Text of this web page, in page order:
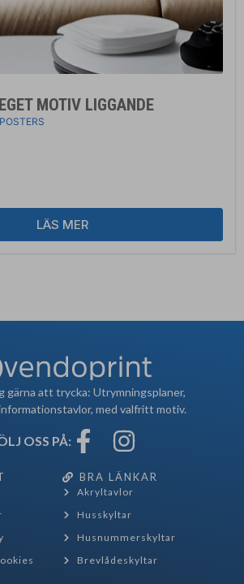
MOTIV LIGGANDE
LÄS MER
gärna att trycka: Utrymningsplaner,
med valfritt motiv.
OSS PÅ:
BRA LÄNKAR
Akryltavlor
Husskyltar
Husnummerskyltar
Brevlådeskyltar